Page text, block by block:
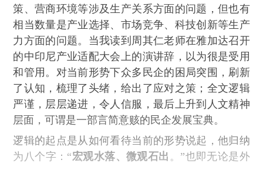
策、营商环境等涉及生产关系方面的问题，但也有
相当数量是产业选择、市场竞争、科技创新等生产
力方面的问题。当我读到周其仁老师在雅加达召开
的中印尼产业适配大会上的演讲辞，以为很是受用
和管用。对当前形势下众多民企的困局突围，刷新
了认知，梳理了头绪，给出了应对之策；全文逻辑
严谨，层层递进，令人信服，最后上升到人文精神
层面，可谓是一部言简意赅的民企发展宝典。
逻辑的起点是从如何看待当前的形势说起，他归纳
为八个字：“宏观水落、微观石出 。”也即无论是外